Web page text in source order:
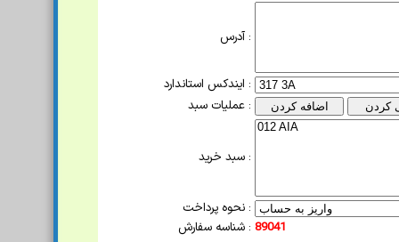
آدرس :
ایندکس استاندارد :
عملیات سبد :
سبد خرید :
نحوه پرداخت :
شناسه سفارش : 89041